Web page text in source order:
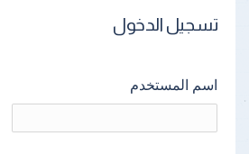
تسجيل الدخول
اسم المستخدم